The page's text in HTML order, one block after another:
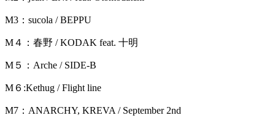
M3：sucola / BEPPU
M４：春野 / KODAK feat. 十明
M５：Arche / SIDE-B
M６:Kethug / Flight line
M7：ANARCHY, KREVA / September 2nd